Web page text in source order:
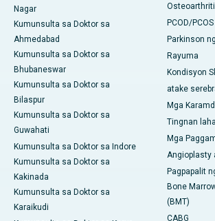
Nagar
Kumunsulta sa Doktor sa
Ahmedabad
Kumunsulta sa Doktor sa
Bhubaneswar
Kumunsulta sa Doktor sa
Bilaspur
Kumunsulta sa Doktor sa
Guwahati
Kumunsulta sa Doktor sa Indore
Kumunsulta sa Doktor sa
Kakinada
Kumunsulta sa Doktor sa
Karaikudi
PCOD/PCOS
Parkinson
Rayuma
Kondisyon
atake
Mga
Tingnan
Mga
Angioplasty
Pagpapalit
Bone
(BMT)
CABG